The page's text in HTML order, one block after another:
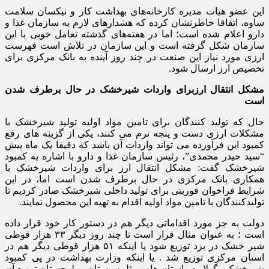
این عضو هیات مدیره کارخانه‌های بهداشت کار و نیکسان سلامت
ساوه، اتفاقا خاطرنشان کرده که هشدارهای لازم به سازمان غذا و
دارو اعلام شده است؛ اما در هفته‌های گذشته تعامل خوبی با این
سازمان شکل گرفته است و این سازمان در تلاش است فهرست
ارزی مورد نیاز این صنعت در چند روز آینده به بانک مرکزی برای
تخصیص ارز ارسال شود.
مشکل انتقال ارزبرای واردات شیرخشک در حال برطرف شدن
است
حال که تولید کنندگان برای تامین مواد اولیه تولید شیرخشک با
مشکلات ارزی دست و پنجه نرم می کنند، یکی از گزینه های رفع
کمبود این فرآورده می تواند واردات آن باشد که دقیقا یک ماه پیش
“سید حیدر محمدی”، رئیس سازمان غذا و دارو با اشاره به کمبود
شیرخشک گفت: مشکل انتقال ارز برای واردات شیرخشک با
همکاری بانک مرکزی در حال برطرف شدن است اما، در این
شرایط فراخوان فوریتی برای تولید داخلی شیرخشک صادر کردیم تا
تولیدکنندگان با تامین مواد اولیه اقدام به تهیه این محصول نمایند.
دولت به جز مورد اقداماتی دیگر هم در دستور کار خود قرار داده
است ؛ به عنوان مثال قرار است تا چند روز دیگر ۳۳ هزار قوطی
شیر خشک در یزد توزیع شود یا اینکه ۵۱ هزار قوطی دیگر هم در
استان مرکزی توزیع شد . یا اینکه وزارت بهداشت در پی کمبود